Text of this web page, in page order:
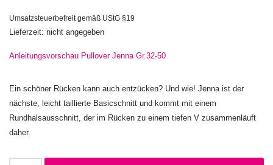
Umsatzsteuerbefreit gemäß UStG §19
Lieferzeit: nicht angegeben
Anleitungsvorschau Pullover Jenna Gr.32-50
Ein schöner Rücken kann auch entzücken? Und wie! Jenna ist der
nächste, leicht taillierte Basicschnitt und kommt mit einem
Rundhalsausschnitt, der im Rücken zu einem tiefen V zusammenläuft
daher.